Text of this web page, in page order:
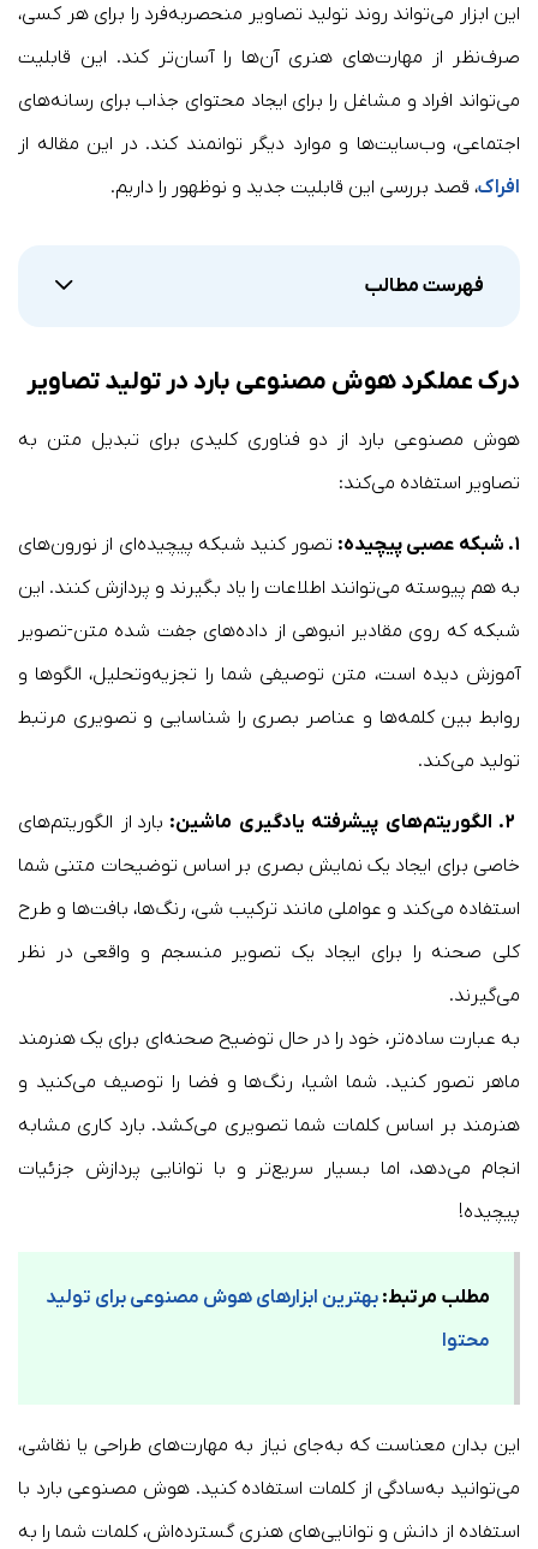
این ابزار می‌تواند روند تولید تصاویر منحصربه‌فرد را برای هر کسی،
صرف‌نظر از مهارت‌های هنری آن‌ها را آسان‌تر کند. این قابلیت
می‌تواند افراد و مشاغل را برای ایجاد محتوای جذاب برای رسانه‌های
اجتماعی، وب‌سایت‌ها و موارد دیگر توانمند کند. در این مقاله از
افراک، قصد بررسی این قابلیت جدید و نوظهور را داریم.
فهرست مطالب
درک عملکرد هوش مصنوعی بارد در تولید تصاویر
هوش مصنوعی بارد از دو فناوری کلیدی برای تبدیل متن به
تصاویر استفاده می‌کند:
۱. شبکه عصبی پیچیده:
تصور کنید شبکه پیچیده‌ای از نورون‌های
به هم پیوسته می‌توانند اطلاعات را یاد بگیرند و پردازش کنند. این
شبکه که روی مقادیر انبوهی از داده‌های جفت شده متن-تصویر
آموزش دیده است، متن توصیفی شما را تجزیه‌وتحلیل، الگوها و
روابط بین کلمه‌ها و عناصر بصری را شناسایی و تصویری مرتبط
تولید می‌کند.
۲. الگوریتم‌های پیشرفته یادگیری ماشین:
بارد از الگوریتم‌های
خاصی برای ایجاد یک نمایش بصری بر اساس توضیحات متنی شما
استفاده می‌کند و عواملی مانند ترکیب شی، رنگ‌ها، بافت‌ها و طرح
کلی صحنه را برای ایجاد یک تصویر منسجم و واقعی در نظر
می‌گیرند.
به عبارت ساده‌تر، خود را در حال توضیح صحنه‌ای برای یک هنرمند
ماهر تصور کنید. شما اشیا، رنگ‌ها و فضا را توصیف می‌کنید و
هنرمند بر اساس کلمات شما تصویری می‌کشد. بارد کاری مشابه
انجام می‌دهد، اما بسیار سریع‌تر و با توانایی پردازش جزئیات
پیچیده!
مطلب مرتبط: بهترین ابزارهای هوش مصنوعی برای تولید
محتوا
این بدان معناست که به‌جای نیاز به مهارت‌های طراحی یا نقاشی،
می‌توانید به‌سادگی از کلمات استفاده کنید. هوش مصنوعی بارد با
استفاده از دانش و توانایی‌های هنری گسترده‌اش، کلمات شما را به